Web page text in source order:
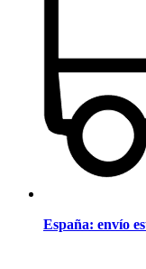
España: envío